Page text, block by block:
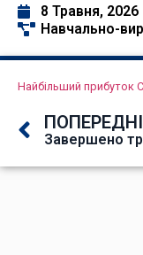
8 Травня, 2026
Навчально-
Найбільший прибуток